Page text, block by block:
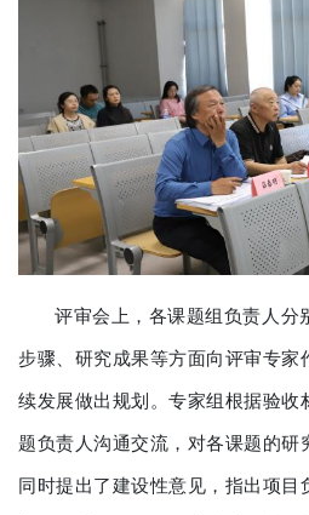
评审会上，各课题组负责人分
步骤、研究成果等方面向评审专家
续发展做出规划。专家组根据验收
题负责人沟通交流，对各课题的研
同时提出了建设性意见，指出项目